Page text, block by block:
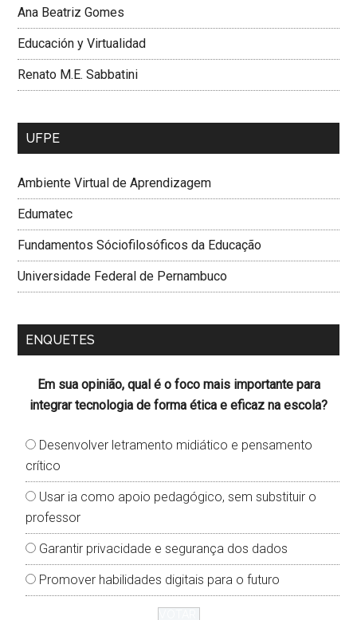
Ana Beatriz Gomes
Educación y Virtualidad
Renato M.E. Sabbatini
UFPE
Ambiente Virtual de Aprendizagem
Edumatec
Fundamentos Sóciofilosóficos da Educação
Universidade Federal de Pernambuco
ENQUETES
Em sua opinião, qual é o foco mais importante para
integrar tecnologia de forma ética e eficaz na escola?
Desenvolver letramento midiático e pensamento
crítico
Usar ia como apoio pedagógico, sem substituir o
professor
Garantir privacidade e segurança dos dados
Promover habilidades digitais para o futuro